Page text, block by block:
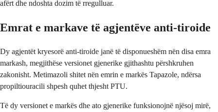
afërt dhe ndoshta dozim të rregulluar.
Emrat e markave të agjentëve anti-tiroide
Dy agjentët kryesorë anti-tiroide janë të disponueshëm nën disa emra
markash, megjithëse versionet gjenerike gjithashtu përshkruhen
zakonisht. Metimazoli shitet nën emrin e markës Tapazole, ndërsa
propiltiouracili shpesh quhet thjesht PTU.
Të dy versionet e markës dhe ato gjenerike funksionojnë njësoj mirë,